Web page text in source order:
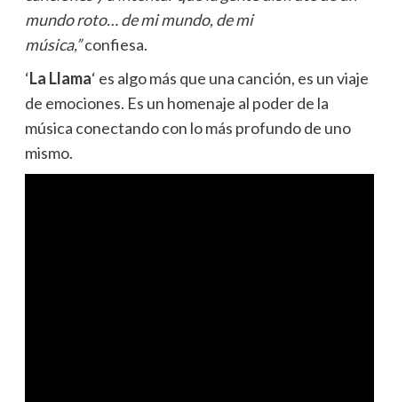
mundo roto… de mi mundo, de mi
música,”confiesa.
‘La Llama‘ es algo más que una canción, es un viaje
de emociones. Es un homenaje al poder de la
música conectando con lo más profundo de uno
mismo.